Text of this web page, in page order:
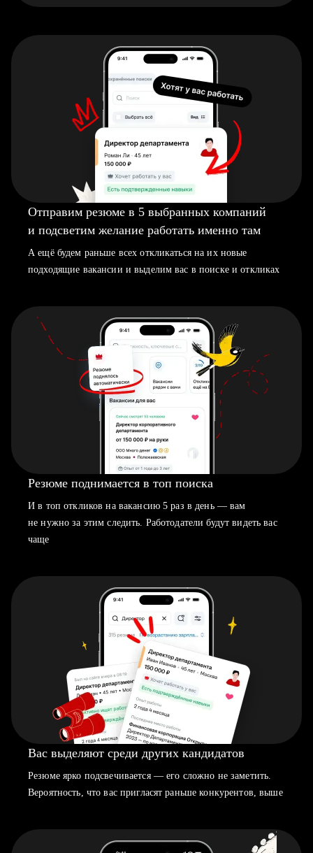
Отправим резюме в 5 выбранных компаний
и подсветим желание работать именно там
А ещё будем раньше всех откликаться на их новые
подходящие вакансии и выделим вас в поиске и откликах
Резюме поднимается в топ поиска
И в топ откликов на вакансию 5 раз в день — вам
не нужно за этим следить. Работодатели будут видеть вас
чаще
Вас выделяют среди других кандидатов
Резюме ярко подсвечивается — его сложно не заметить.
Вероятность, что вас пригласят раньше конкурентов, выше